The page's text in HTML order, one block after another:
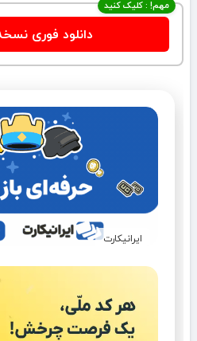
مهم! : کلیک کنید
دانلود فوری
ایرانیکارت